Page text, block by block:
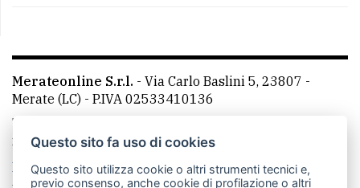
Merateonline S.r.l. - Via Carlo Baslini 5, 23807 -
Merate (LC) - P.IVA 02533410136
Telefono:
mail: redazione@merateonline.it
La redazione
CasateOnline LeccoOnline
RSS
Questo sito fa uso di cookies
Questo sito utilizza cookie o altri strumenti tecnici e,
previo consenso, anche cookie di profilazione o altri